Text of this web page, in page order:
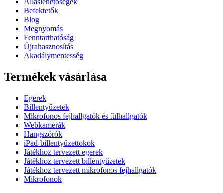
Álláslehetőségek
Befektetők
Blog
Megnyomás
Fenntarthatóság
Újrahasznosítás
Akadálymentesség
Termékek vásárlása
Egerek
Billentyűzetek
Mikrofonos fejhallgatók és fülhallgatók
Webkamerák
Hangszórók
iPad-billentyűzettokok
Játékhoz tervezett egerek
Játékhoz tervezett billentyűzetek
Játékhoz tervezett mikrofonos fejhallgatók
Mikrofonok